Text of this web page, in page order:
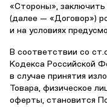
«Стороны»,
(далее — «Договор»)
и на условиях
В соответствии со
Кодекса Российской
в случае принятия
Товара, физическое
оферты, становится